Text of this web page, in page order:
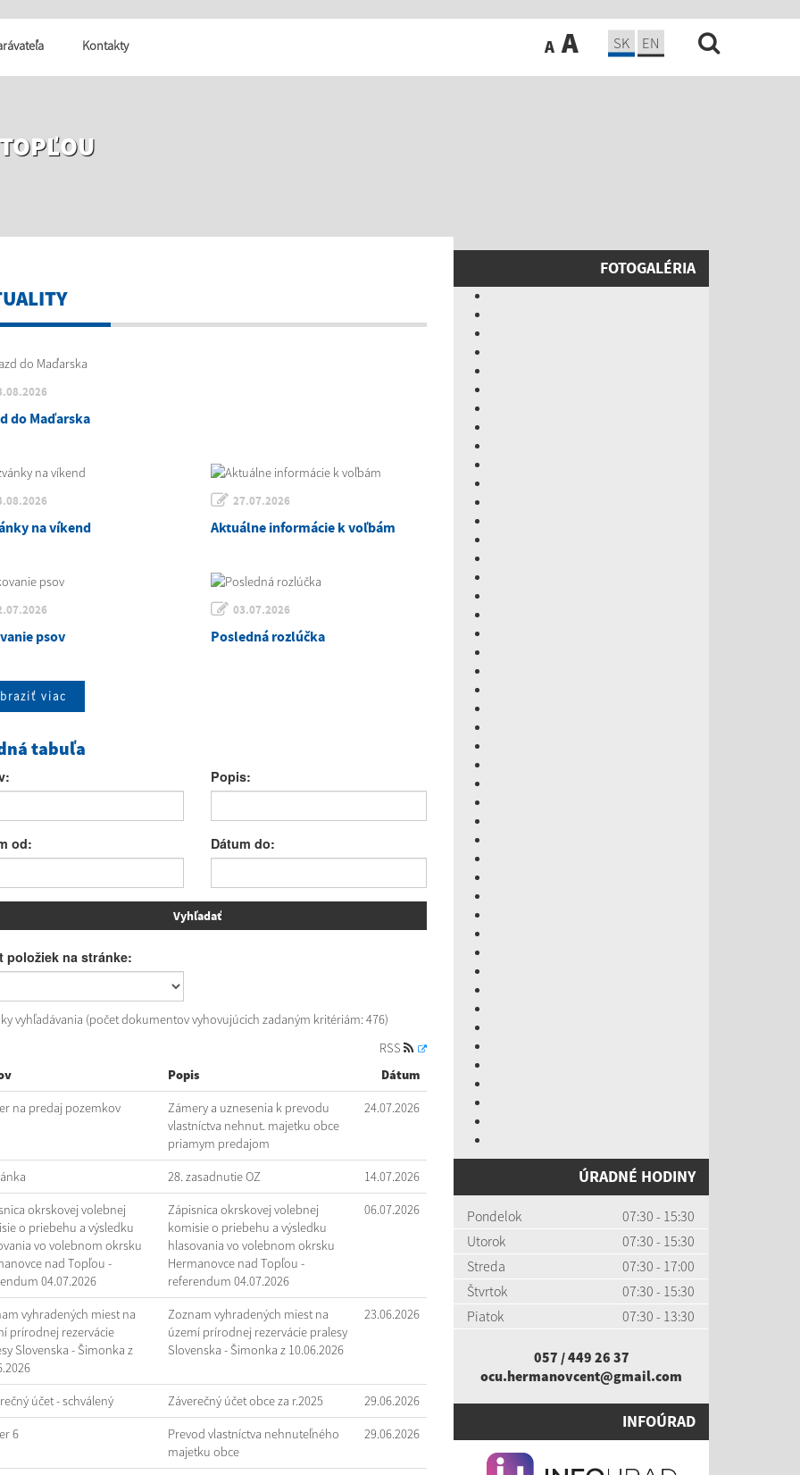
Kontakty A A SK EN
do Maďarska
na víkend
27.07.2026
Aktuálne informácie k voľbám
psov
03.07.2026
Posledná rozlúčka
viac
tabuľa
Popis:
od: Dátum do:
položiek na stránke:
vyhľadávania (počet dokumentov vyhovujúcich zadaným kritériám: 476)
RSS
Popis Dátum
na predaj pozemkov
Zámery a uznesenia k prevodu
vlastníctva nehnut. majetku obce
priamym predajom
24.07.2026
28. zasadnutie OZ 14.07.2026
okrskovej volebnej
o priebehu a výsledku
vo volebnom okrsku
nad Topľou -
04.07.2026
Zápisnica okrskovej volebnej
komisie o priebehu a výsledku
hlasovania vo volebnom okrsku
Hermanovce nad Topľou -
referendum 04.07.2026
06.07.2026
vyhradených miest na
prírodnej rezervácie
Slovenska - Šimonka z
Zoznam vyhradených miest na
území prírodnej rezervácie pralesy
Slovenska - Šimonka z 10.06.2026
23.06.2026
účet - schválený Záverečný účet obce za r.2025 29.06.2026
6
Prevod vlastníctva nehnuteľného
majetku obce
29.06.2026
FOTOGALÉRIA
ÚRADNÉ HODINY
Pondelok
07:30 - 15:30
Utorok
07:30 - 15:30
Streda
07:30 - 17:00
Štvrtok
07:30 - 15:30
Piatok
07:30 - 13:30
057 / 449 26 37
ocu.hermanovcent@gmail.com
INFOÚRAD